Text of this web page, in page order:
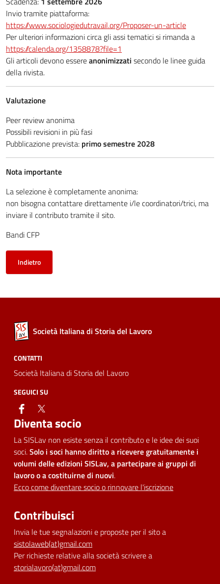
Invio tramite piattaforma:
https://www.sociologiedutravail.org/Proposer-un-article
Per ulteriori informazioni circa gli assi tematici si rimanda a
https://calenda.org/1358878?file=1
Gli articoli devono essereanonimizzati secondo le linee guida
della rivista.
Valutazione
Peer review anonima
Possibili revisioni in più fasi
Pubblicazione prevista: primo semestre 2028
Nota importante
La selezione è completamente anonima:
non bisogna contattare direttamente i/le coordinatori/trici, ma
inviare il contributo tramite il sito.
Bandi CFP
Indietro
Società Italiana di Storia del Lavoro
CONTATTI
Società Italiana di Storia del Lavoro
SEGUICI SU
facebook
Diventa socio
La SISLav non esiste senza il contributo e le idee dei suoi
soci.Solo i soci hanno diritto a ricevere gratuitamente i
volumi delle edizioni SISLav, a partecipare ai gruppi di
lavoro o a costituirne di nuovi.
Ecco come diventare socio o rinnovare l'iscrizione
Contribuisci
Invia le tue segnalazioni e proposte per il sito a
sistolaweb(at)gmail.com
Per richieste relative alla società scrivere a
storialavoro(at)gmail.com